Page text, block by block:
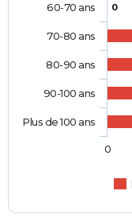
0
60-70 ans
70-80 ans
80-90 ans
90-100 ans
Plus de 100 ans
0